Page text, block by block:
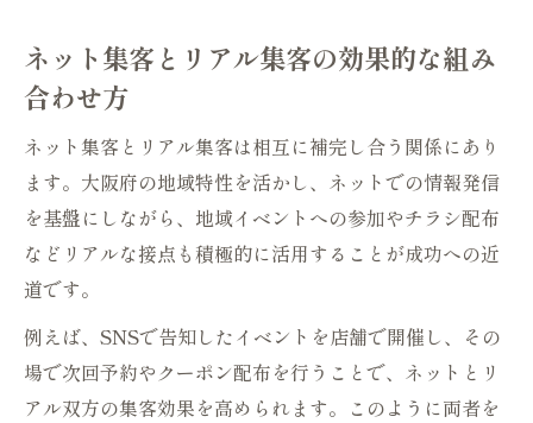
ネット集客とリアル集客の効果的な組み
合わせ方
ネット集客とリアル集客は相互に補完し合う関係にあり
ます。大阪府の地域特性を活かし、ネットでの情報発信
を基盤にしながら、地域イベントへの参加やチラシ配布
などリアルな接点も積極的に活用することが成功への近
道です。
例えば、SNSで告知したイベントを店舗で開催し、その
場で次回予約やクーポン配布を行うことで、ネットとリ
アル双方の集客効果を高められます。このように両者を